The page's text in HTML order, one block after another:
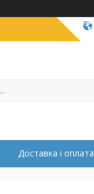
Доставка і оплата